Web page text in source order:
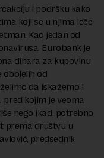
i podršku kako
koji se u njima leče
Kao jedan od
Eurobank je
dinara za kupovinu
obolelih od
da iskažemo i
kojim je veoma
nego ikad, potrebno
prema društvu u
predsednik